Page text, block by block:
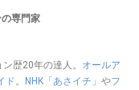
専門家
歴20年の達人。 オールア
ド。 NHK「あさイチ」 やフ